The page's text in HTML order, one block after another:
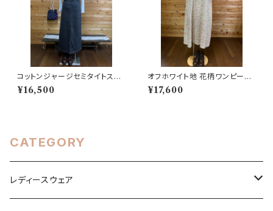
コットンジャージセミタイトスカ
ート 202505141609
¥16,500
オフホワイト地 花柄ワンピース
202506251749
¥17,600
CATEGORY
レディースウェア